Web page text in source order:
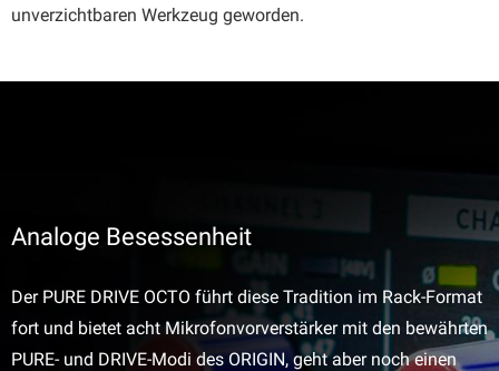
unverzichtbaren Werkzeug geworden.
Analoge Besessenheit
Der PURE DRIVE OCTO führt diese Tradition im Rack-Format
fort und bietet acht Mikrofonvorverstärker mit den bewährten
PURE- und DRIVE-Modi des ORIGIN, geht aber noch einen